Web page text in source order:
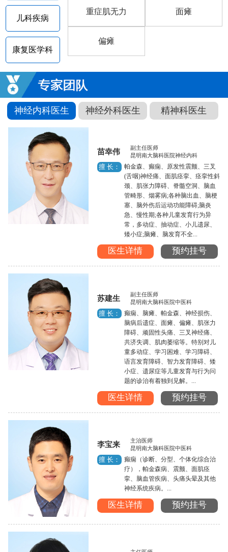
儿科疾病
康复医学科
重症肌无力 面瘫
偏瘫
神经内科医生 神经外科医生 精神科医生
苗幸伟
副主任医师
昆明南大脑科医院神经内科
擅 长：
帕金森、癫痫、原发性震颤、三叉
(舌咽)神经痛、面肌痉挛、痉挛性斜
颈、肌张力障碍、脊髓空洞、脑血
管畸形、烟雾病;各种脑出血、脑梗
塞、脑外伤后运动功能障碍;脑炎
急、慢性期;各种儿童发育行为异
常，多动症、抽动症、小儿遗尿、
矮小症;脑瘫、脑发育不全...
医生详情 预约挂号
苏建生
副主任医师
昆明南大脑科医院中医科
擅 长：
癫痫、脑瘫、帕金森、神经损伤、
脑病后遗症、面瘫、偏瘫、肌张力
障碍、顽固性头痛、三叉神经痛、
共济失调、肌肉萎缩等。特别对儿
童多动症、学习困难、学习障碍、
语言发育障碍、智力发育障碍、矮
小症、遗尿症等儿童发育与行为问
题的诊治有着独到见解。...
医生详情 预约挂号
李宝来
主治医师
昆明南大脑科医院中医科
擅 长：
癫痫（诊断、分型、个体化综合治
疗），帕金森病、震颤、面肌痉
挛、脑血管疾病、头痛头晕及其他
神经系统疾病。...
医生详情 预约挂号